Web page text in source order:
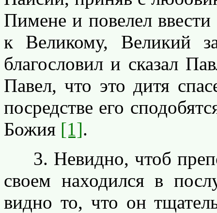
Пимене и повелел
к Великому, Великий
благословил и сказал
Павел, что это дитя
посредстве его
Божия [1].
3. Невидно, чтоб
своем находился в
видно то, что он